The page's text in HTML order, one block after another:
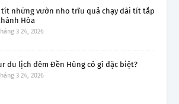
tít những vườn nho trĩu quả chạy dài tít tắp
Hòa
3 24, 2026
du lịch đêm Đền Hùng có gì đặc biệt?
3 24, 2026